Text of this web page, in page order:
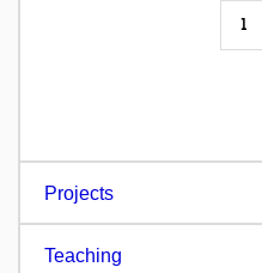
1
Projects
Teaching